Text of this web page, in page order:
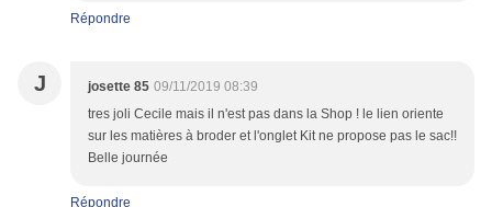
Répondre
J josette 85 09/11/2019 08:39
tres joli Cecile mais il n'est pas dans la Shop ! le lien oriente
sur les matières à broder et l'onglet Kit ne propose pas le sac!!
Belle journée
Répondre